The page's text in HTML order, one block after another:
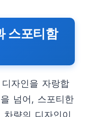
스포티함
자인을 자랑합
넘어, 스포티한
량의 디자인이